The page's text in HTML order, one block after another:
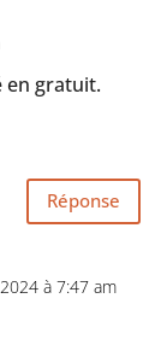
en gratuit.
Réponse
à 7:47 am